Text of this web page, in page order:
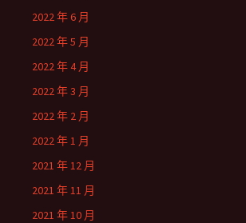
2022 年 6 月
2022 年 5 月
2022 年 4 月
2022 年 3 月
2022 年 2 月
2022 年 1 月
2021 年 12 月
2021 年 11 月
2021 年 10 月